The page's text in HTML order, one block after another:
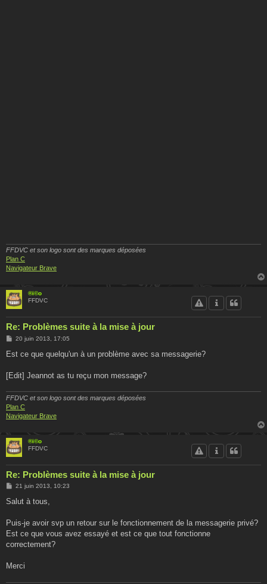
FFDVC et son logo sont des marques déposées
Plan C
Navigateur Brave
®i©o
FFDVC
Re: Problèmes suite à la mise à jour
M
s
g
20 juin 2013, 17:05
Est ce que quelqu'un à un problème avec sa messagerie?
[Edit] Jeannot as tu reçu mon message?
FFDVC et son logo sont des marques déposées
Plan C
Navigateur Brave
®i©o
FFDVC
Re: Problèmes suite à la mise à jour
M
s
g
21 juin 2013, 10:23
Salut à tous,
Puis-je avoir svp un retour sur le fonctionnement de la messagerie privé?
Est ce que vous avez essayé et est ce que tout fonctionne
correctement?
Merci